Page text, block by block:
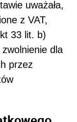
uważała,
z VAT,
33 lit. b)
dla
przez